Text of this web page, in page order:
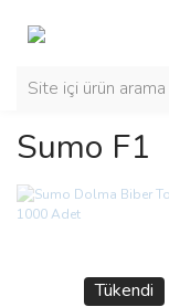
Sumo F1
Tükendi